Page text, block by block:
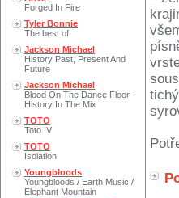
Forged In Fire
Tyler Bonnie
The best of
Jackson Michael
History Past, Present And
Future
Jackson Michael
Blood On The Dance Floor -
History In The Mix
TOTO
Toto IV
TOTO
Isolation
Youngbloods
Youngbloods / Earth Music /
Elephant Mountain